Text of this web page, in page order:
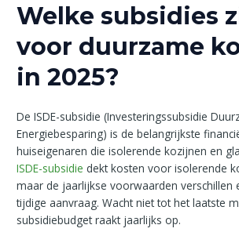
Welke subsidies
voor duurzame
in 2025?
De ISDE-subsidie (Investeringssubsidie
Energiebesparing) is de belangrijkste
huiseigenaren die isolerende kozijnen en
ISDE-subsidie dekt kosten voor isolerende
maar de jaarlijkse voorwaarden verschillen
tijdige aanvraag. Wacht niet tot het laatste
subsidiebudget raakt jaarlijks op.